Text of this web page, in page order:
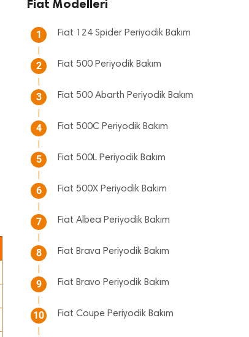
Fiat Modelleri
1 Fiat 124 Spider Periyodik Bakım
2 Fiat 500 Periyodik Bakım
3 Fiat 500 Abarth Periyodik Bakım
4 Fiat 500C Periyodik Bakım
5 Fiat 500L Periyodik Bakım
6 Fiat 500X Periyodik Bakım
7 Fiat Albea Periyodik Bakım
8 Fiat Brava Periyodik Bakım
9 Fiat Bravo Periyodik Bakım
10 Fiat Coupe Periyodik Bakım